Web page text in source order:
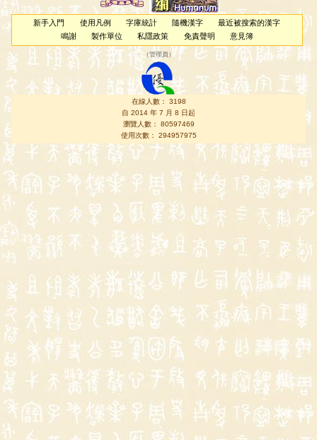
新手入門 使用凡例 字庫統計 隨機漢字
最近被搜索的漢字
鳴謝
製作單位 私隱政策 免責聲明 意見簿
（管理員 ）
在線人數： 3198
自 2014 年 7 月 8 日起
瀏覽人數： 80597469
使用次數： 294957975